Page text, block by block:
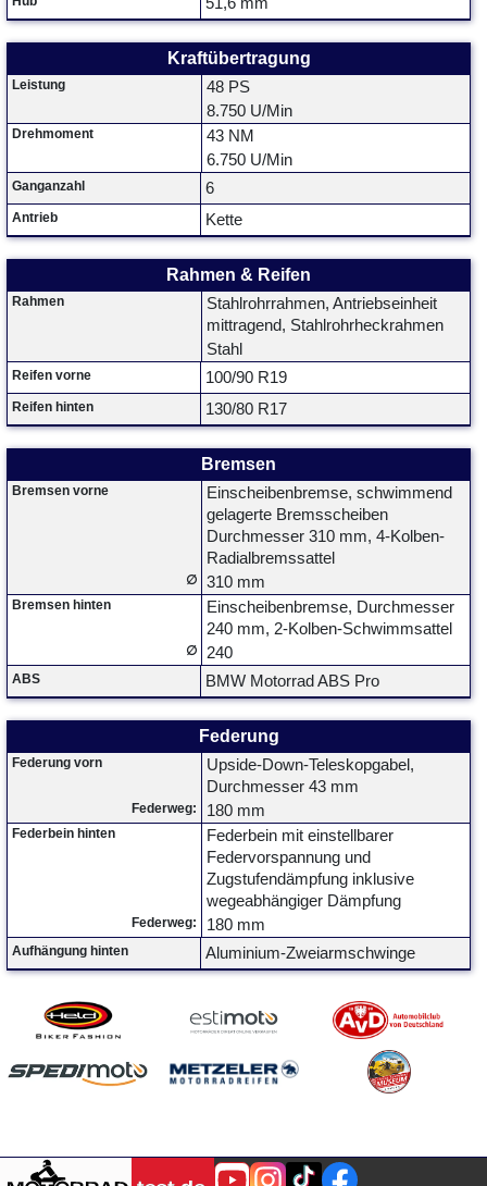
Kraftübertragung
Leistung
48 PS
8.750 U/Min
Drehmoment
43 NM
6.750 U/Min
Ganganzahl 6
Antrieb Kette
Rahmen & Reifen
Rahmen
Stahlrohrrahmen, Antriebseinheit
mittragend, Stahlrohrheckrahmen
Stahl
Reifen vorne 100/90 R19
Reifen hinten 130/80 R17
Bremsen
Bremsen vorne
Einscheibenbremse, schwimmend
gelagerte Bremsscheiben
Durchmesser 310 mm, 4-Kolben-
Radialbremssattel
∅ 310 mm
Bremsen hinten
Einscheibenbremse, Durchmesser
240 mm, 2-Kolben-Schwimmsattel
∅ 240
ABS BMW Motorrad ABS Pro
Federung
Federung vorn
Upside-Down-Teleskopgabel,
Durchmesser 43 mm
Federweg: 180 mm
Federbein hinten
Federbein mit einstellbarer
Federvorspannung und
Zugstufendämpfung inklusive
wegeabhängiger Dämpfung
Federweg: 180 mm
Aufhängung hinten Aluminium-Zweiarmschwinge